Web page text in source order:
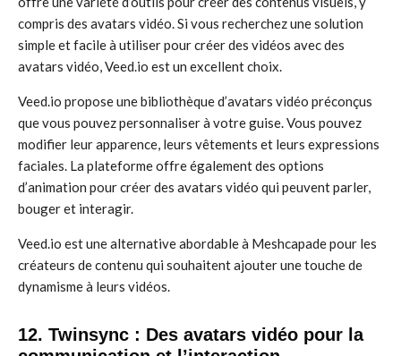
compris des avatars vidéo. Si vous recherchez une solution
simple et facile à utiliser pour créer des vidéos avec des
avatars vidéo, Veed.io est un excellent choix.
Veed.io propose une bibliothèque d’avatars vidéo préconçus
que vous pouvez personnaliser à votre guise. Vous pouvez
modifier leur apparence, leurs vêtements et leurs expressions
faciales. La plateforme offre également des options
d’animation pour créer des avatars vidéo qui peuvent parler,
bouger et interagir.
Veed.io est une alternative abordable à Meshcapade pour les
créateurs de contenu qui souhaitent ajouter une touche de
dynamisme à leurs vidéos.
12. Twinsync : Des avatars vidéo pour la